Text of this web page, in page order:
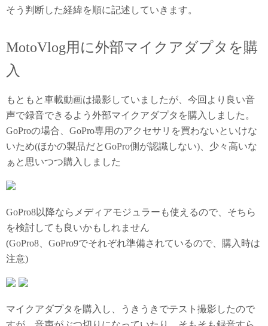
そう判断した経緯を順に記述していきます。
MotoVlog用に外部マイクアダプタを購
入
もともと車載動画は撮影していましたが、今回より良い音
声で録音できるよう外部マイクアダプタを購入しました。
GoProの場合、GoPro専用のアクセサリを買わないといけな
いため(ほかの製品だとGoPro側が認識しない)、少々高いな
ぁと思いつつ購入しました
GoPro8以降ならメディアモジュラーも使えるので、そちら
を検討しても良いかもしれません
(GoPro8、GoPro9でそれぞれ準備されているので、購入時は
注意)
マイクアダプタを購入し、うきうきでテスト撮影したので